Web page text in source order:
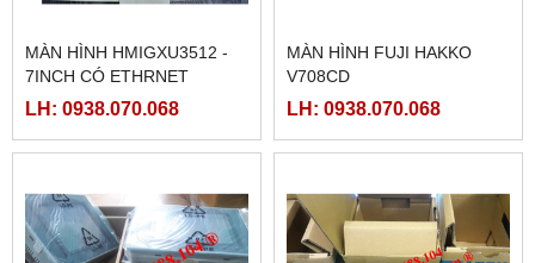
PLC FATEK FBS-60MAR2-
60MAT2-AC, FBS-60MCT2-
AC,
LH: 0938.070.068
PLC FATEK FBS-40MAR2-
40MCRT-AC, FBS-40MART-
AC
LH: 0938.070.068